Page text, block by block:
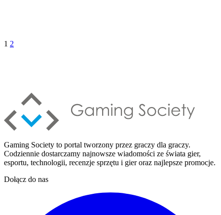
1 2
Gaming Society to portal tworzony przez graczy dla graczy.
Codziennie dostarczamy najnowsze wiadomości ze świata gier,
esportu, technologii, recenzje sprzętu i gier oraz najlepsze promocje.
Dołącz do nas